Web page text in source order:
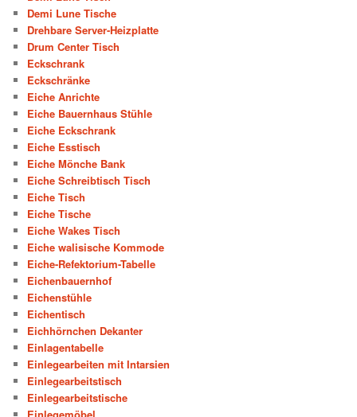
Demi Lune Tische
Drehbare Server-Heizplatte
Drum Center Tisch
Eckschrank
Eckschränke
Eiche Anrichte
Eiche Bauernhaus Stühle
Eiche Eckschrank
Eiche Esstisch
Eiche Mönche Bank
Eiche Schreibtisch Tisch
Eiche Tisch
Eiche Tische
Eiche Wakes Tisch
Eiche walisische Kommode
Eiche-Refektorium-Tabelle
Eichenbauernhof
Eichenstühle
Eichentisch
Eichhörnchen Dekanter
Einlagentabelle
Einlegearbeiten mit Intarsien
Einlegearbeitstisch
Einlegearbeitstische